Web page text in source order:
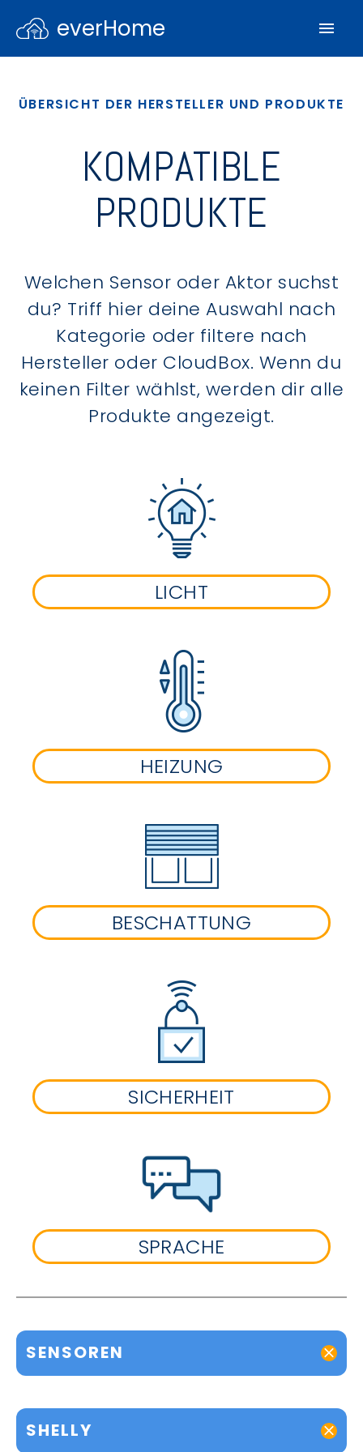
everHome
ÜBERSICHT DER HERSTELLER UND PRODUKTE
KOMPATIBLE
PRODUKTE
Welchen Sensor oder Aktor suchst
du? Triff hier deine Auswahl nach
Kategorie oder filtere nach
Hersteller oder CloudBox. Wenn du
keinen Filter wählst, werden dir alle
Produkte angezeigt.
LICHT
HEIZUNG
BESCHATTUNG
SICHERHEIT
SPRACHE
SENSOREN
SHELLY